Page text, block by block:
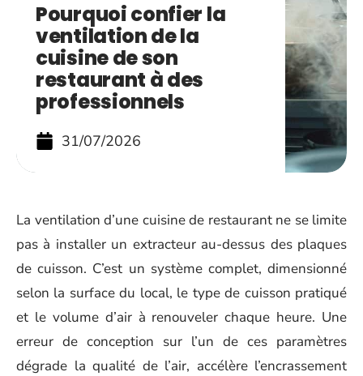
Pourquoi confier la
ventilation de la
cuisine de son
restaurant à des
professionnels
31/07/2026
La ventilation d’une cuisine de restaurant ne se limite
pas à installer un extracteur au-dessus des plaques
de cuisson. C’est un système complet, dimensionné
selon la surface du local, le type de cuisson pratiqué
et le volume d’air à renouveler chaque heure. Une
erreur de conception sur l’un de ces paramètres
dégrade la qualité de l’air, accélère l’encrassement